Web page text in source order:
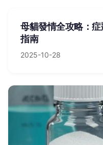
母貓發情全攻略：
指南
2025-10-28